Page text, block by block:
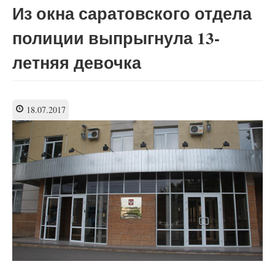
Из окна саратовского отдела
полиции выпрыгнула 13-
летняя девочка
18.07.2017